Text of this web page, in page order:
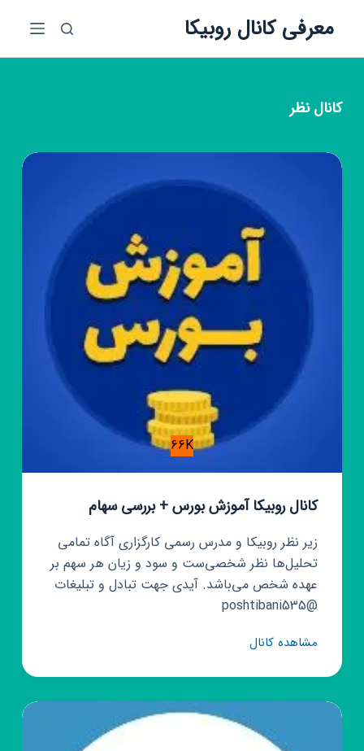
ش
معرفی کانال روبیکا
کانالنظر
66K
کانال روبیکا آموزش بورس + بررسی سهام
زیر نظر روبیکا و مدرس رسمی کارگزاری آگاه تمامی
تحلیل‌ها نظر شخصی‌ست و سود و زیان هر سهم بر
عهده شخص می‌باشد. آیدی جهت تبادل و تبلیغات
@poshtibani535
مشاهده کانالکانال
آموزش
بورس
+
بررسی